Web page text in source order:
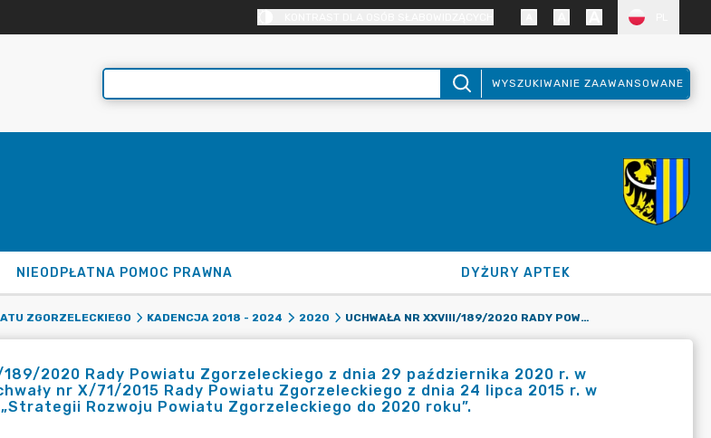
WYSZUKIWANIE ZAAWANSOWANE
NIEODPŁATNA POMOC PRAWNA DYŻURY APTEK
ZGORZELECKIEGO KADENCJA 2018 - 2024 2020 UCHWAŁA NR XXVIII/189/2020 RADY POWIATU ZGORZELECKIEGO Z DNIA 29 PAŹDZIERNIKA 2020 R. W SPRAWIE ZMIANY UCHWAŁY NR X/71/2015 RADY POWIATU ZGORZELECKIEGO Z DNIA 24 LIPCA 2015 R. W SPRAWIE PRZYJĘCIA „STRATEGII ROZWOJU POWIATU ZGORZELECKIEGO DO 2020 ROKU”.
189/2020 Rady Powiatu Zgorzeleckiego z dnia 29 października 2020 r. w
nr X/71/2015 Rady Powiatu Zgorzeleckiego z dnia 24 lipca 2015 r. w
Rozwoju Powiatu Zgorzeleckiego do 2020 roku”.